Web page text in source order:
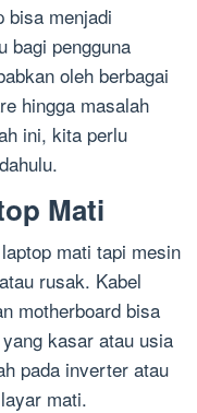
bisa menjadi
bagi pengguna
oleh berbagai
hingga masalah
ini, kita perlu
Mati
mati tapi mesin
rusak. Kabel
motherboard bisa
kasar atau usia
pada inverter atau
mati.